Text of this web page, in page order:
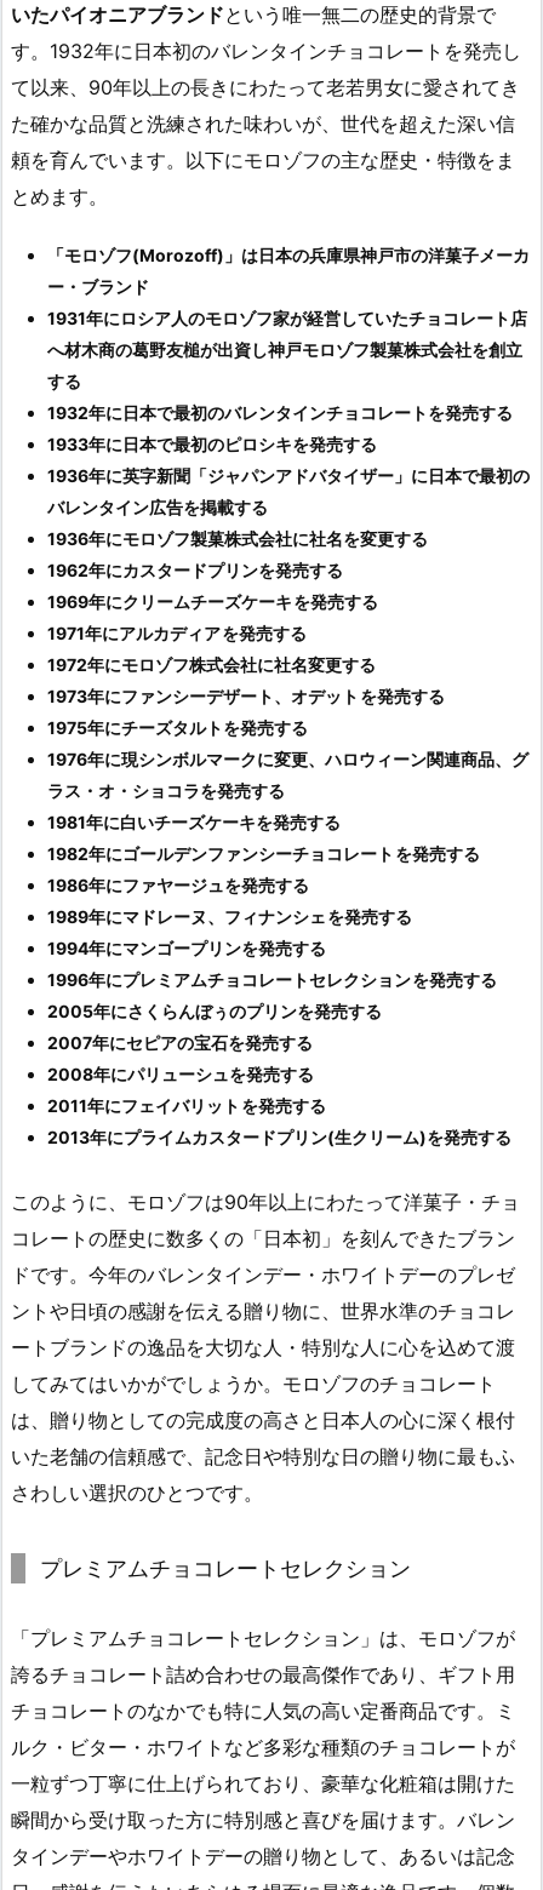
いたパイオニアブランドという唯一無二の歴史的背景で
す。1932年に日本初のバレンタインチョコレートを発売し
て以来、90年以上の長きにわたって老若男女に愛されてき
た確かな品質と洗練された味わいが、世代を超えた深い信
頼を育んでいます。以下にモロゾフの主な歴史・特徴をま
とめます。
「モロゾフ(Morozoff)」は日本の兵庫県神戸市の洋菓子メーカ
ー・ブランド
1931年にロシア人のモロゾフ家が経営していたチョコレート店
へ材木商の葛野友槌が出資し神戸モロゾフ製菓株式会社を創立
する
1932年に日本で最初のバレンタインチョコレートを発売する
1933年に日本で最初のピロシキを発売する
1936年に英字新聞「ジャパンアドバタイザー」に日本で最初の
バレンタイン広告を掲載する
1936年にモロゾフ製菓株式会社に社名を変更する
1962年にカスタードプリンを発売する
1969年にクリームチーズケーキを発売する
1971年にアルカディアを発売する
1972年にモロゾフ株式会社に社名変更する
1973年にファンシーデザート、オデット を発売する
1975年にチーズタルトを発売する
1976年に現シンボルマークに変更、ハロウィーン関連商品、グ
ラス・オ・ショコラを発売する
1981年に白いチーズケーキを発売する
1982年にゴールデンファンシーチョコレート を発売する
1986年にファヤージュを発売する
1989年にマドレーヌ、フィナンシェを発売する
1994年にマンゴープリンを発売する
1996年にプレミアムチョコレートセレクションを発売する
2005年にさくらんぼぅのプリンを発売する
2007年にセピアの宝石を発売する
2008年にパリューシュを発売する
2011年にフェイバリット を発売する
2013年にプライムカスタードプリン(生クリーム)を発売する
このように、モロゾフは90年以上にわたって洋菓子・チョ
コレートの歴史に数多くの「日本初」を刻んできたブラン
ドです。今年のバレンタインデー・ホワイトデーのプレゼ
ントや日頃の感謝を伝える贈り物に、世界水準のチョコレ
ートブランドの逸品を大切な人・特別な人に心を込めて渡
してみてはいかがでしょうか。モロゾフのチョコレート
は、贈り物としての完成度の高さと日本人の心に深く根付
いた老舗の信頼感で、記念日や特別な日の贈り物に最もふ
さわしい選択のひとつです。
プレミアムチョコレートセレクション
「プレミアムチョコレートセレクション」は、モロゾフが
誇るチョコレート詰め合わせの最高傑作であり、ギフト用
チョコレートのなかでも特に人気の高い定番商品です。ミ
ルク・ビター・ホワイトなど多彩な種類のチョコレートが
一粒ずつ丁寧に仕上げられており、豪華な化粧箱は開けた
瞬間から受け取った方に特別感と喜びを届けます。バレン
タインデーやホワイトデーの贈り物として、あるいは記念